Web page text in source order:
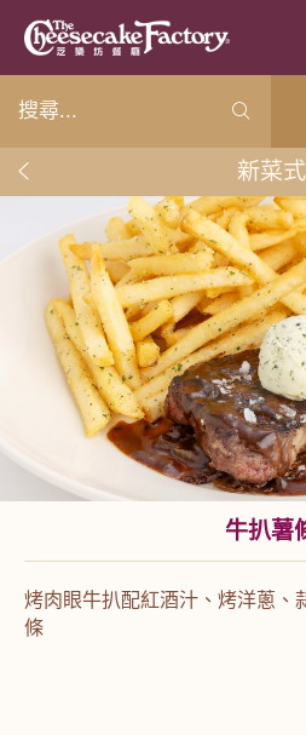
新菜式
牛扒薯
烤肉眼牛扒配紅酒汁、烤洋蔥、
條